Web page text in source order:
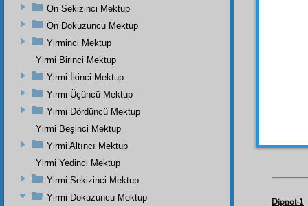
Dipnot-1
On Sekizinci Mektup
On Dokuzuncu Mektup
Yirminci Mektup
Yirmi Birinci Mektup
Yirmi İkinci Mektup
Yirmi Üçüncü Mektup
Yirmi Dördüncü Mektup
Yirmi Beşinci Mektup
Yirmi Altıncı Mektup
Yirmi Yedinci Mektup
Yirmi Sekizinci Mektup
Yirmi Dokuzuncu Mektup